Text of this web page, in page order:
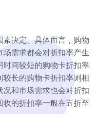
决定。具体而言，购物
需求都会对折扣率产生
间较短的购物卡折扣率
长的购物卡折扣率则相
和市场需求也会对折扣
的折扣率一般在五折至